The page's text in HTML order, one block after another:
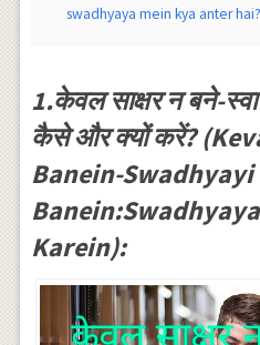
swadhyaya mein kya anter
1.केवल साक्षर न बने-
कैसे और क्यों करें?
Banein-Swadhyayi
Karein):